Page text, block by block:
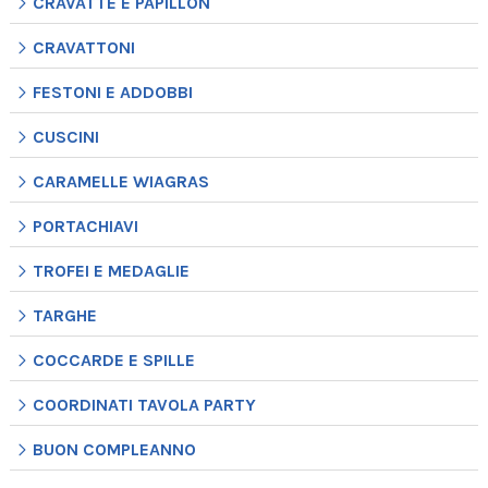
CRAVATTONI
FESTONI E ADDOBBI
CUSCINI
CARAMELLE WIAGRAS
PORTACHIAVI
TROFEI E MEDAGLIE
TARGHE
COCCARDE E SPILLE
COORDINATI TAVOLA PARTY
BUON COMPLEANNO